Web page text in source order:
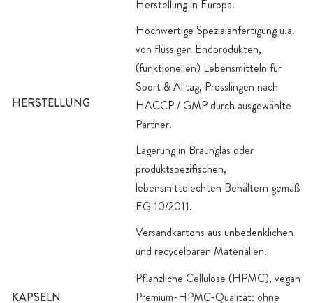
HERSTELLUNG
Herstellung in Europa.
Hochwertige Spezialanfertigung u.a.
von flüssigen Endprodukten,
(funktionellen) Lebensmitteln für
Sport & Alltag, Presslingen nach
HACCP / GMP durch ausgewählte
Partner.
Lagerung in Braunglas oder
produktspezifischen,
lebensmittelechten Behältern gemäß
EG 10/2011.
Versandkartons aus unbedenklichen
und recycelbaren Materialien.
KAPSELN
Pflanzliche Cellulose (HPMC), vegan
Premium-HPMC-Qualität: ohne